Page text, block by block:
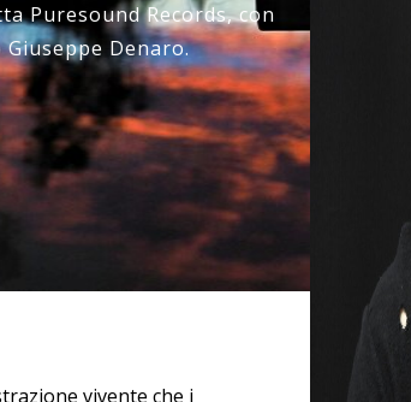
Puresound Records, con
Denaro.
vivente che i